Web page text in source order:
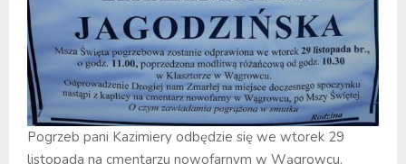
Pogrzeb pani Kazimiery odbędzie się we wtorek 29
listopada na cmentarzu nowofarnym w Wągrowcu.